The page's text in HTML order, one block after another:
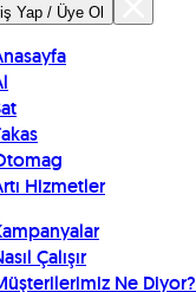
Yap / Üye Ol
Hizmetler
Çalışır
Ne Diyor?